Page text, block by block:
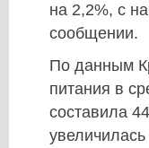
на 2,2%, с
сообщении.
По данным
питания в
составила